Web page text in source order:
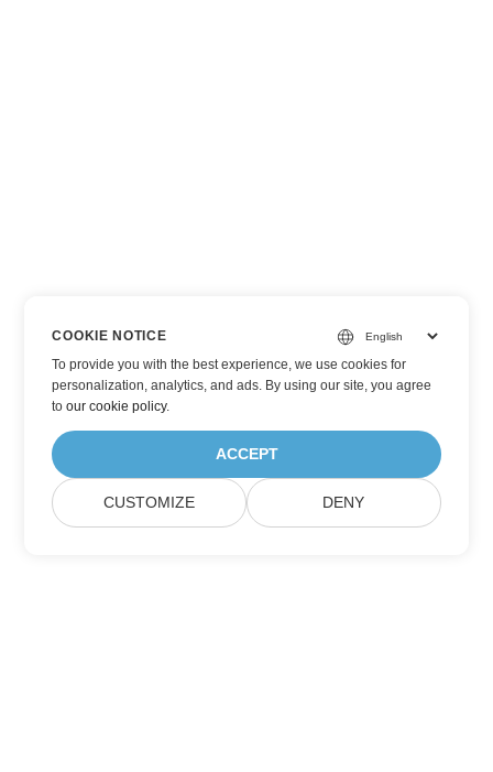
COOKIE NOTICE
To provide you with the best experience, we use cookies for
personalization, analytics, and ads. By using our site, you agree
toour cookie policy.
ACCEPT
CUSTOMIZE DENY